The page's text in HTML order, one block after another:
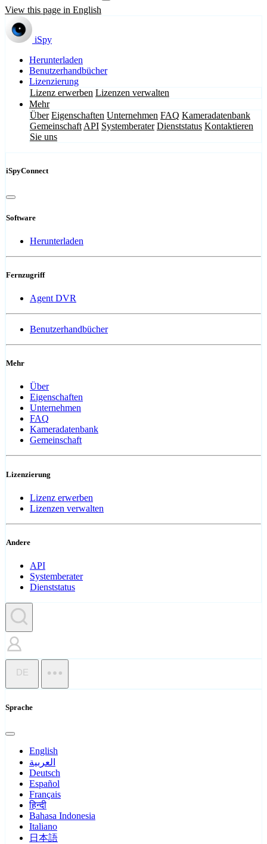
View this page in English
iSpy
Herunterladen
Benutzerhandbücher
Lizenzierung
Lizenz erwerben Lizenzen verwalten
Mehr
Über Eigenschaften Unternehmen FAQ Kameradatenbank
Gemeinschaft API Systemberater Dienststatus Kontaktieren
Sie uns
iSpyConnect
Software
Herunterladen
Fernzugriff
Agent DVR
Benutzerhandbücher
Mehr
Über
Eigenschaften
Unternehmen
FAQ
Kameradatenbank
Gemeinschaft
Lizenzierung
Lizenz erwerben
Lizenzen verwalten
Andere
API
Systemberater
Dienststatus
DE
Sprache
English
العربية
Deutsch
Español
Français
हिन्दी
Bahasa Indonesia
Italiano
日本語